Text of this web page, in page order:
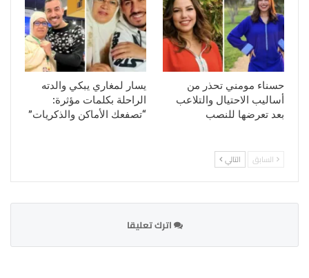
حسناء مومني تحذر من
أساليب الاحتيال والتلاعب
بعد تعرضها للنصب
يسار لمغاري يبكي والدته
الراحلة بكلمات مؤثرة:
“تصفعك الأماكن والذكريات”
السابق التالي
اترك تعليقا